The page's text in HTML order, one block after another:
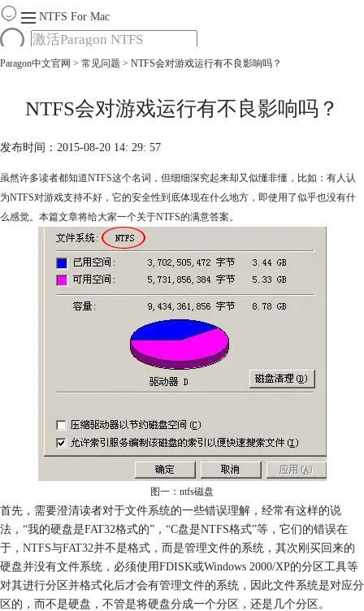
NTFS For Mac
首页
Mac软件大全
Paragon中文官网 > 常见问题 > NTFS会对游戏运行有不良影响吗？
NTFS会对游戏运行有不良影响吗？
发布时间：2015-08-20 14: 29: 57
虽然许多读者都知道NTFS这个名词，但细细深究起来却又似懂非懂，比如：有人认
为NTFS对游戏支持不好，它的安全性到底体现在什么地方，即使用了似乎也没有什
么感觉。本篇文章将给大家一个关于NTFS的满意答案。
图一：ntfs磁盘
首先，需要澄清读者对于文件系统的一些错误理解，经常有这样的说
法，“我的硬盘是FAT32格式的”，“C盘是NTFS格式”等，它们的错误在
于， NTFS与FAT32并不是格式，而是管理文件的系统，其次刚买回来的
硬盘并没有文件系统，必须使用FDISK或Windows 2000/XP的分区工具等
对其进行分区并格式化后才会有管理文件的系统，因此文件系统是对应分
区的，而不是硬盘，不管是将硬盘分成一个分区，还是几个分区。